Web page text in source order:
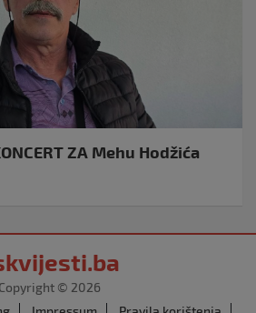
ZA Mehu Hodžića
Copyright © 2026